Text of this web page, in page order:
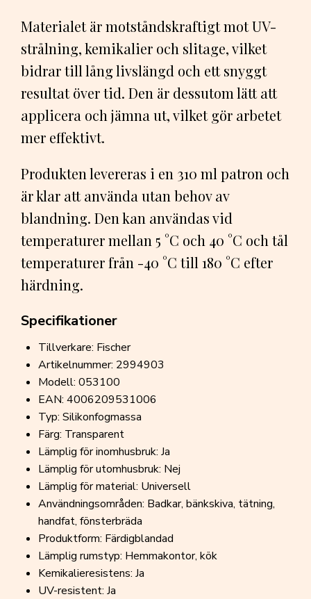
Materialet är motståndskraftigt mot UV-
strålning, kemikalier och slitage, vilket
bidrar till lång livslängd och ett snyggt
resultat över tid. Den är dessutom lätt att
applicera och jämna ut, vilket gör arbetet
mer effektivt.
Produkten levereras i en 310 ml patron och
är klar att använda utan behov av
blandning. Den kan användas vid
temperaturer mellan 5 °C och 40 °C och tål
temperaturer från -40 °C till 180 °C efter
härdning.
Specifikationer
Tillverkare: Fischer
Artikelnummer: 2994903
Modell: 053100
EAN: 4006209531006
Typ: Silikonfogmassa
Färg: Transparent
Lämplig för inomhusbruk: Ja
Lämplig för utomhusbruk: Nej
Lämplig för material: Universell
Användningsområden: Badkar, bänkskiva, tätning,
handfat, fönsterbräda
Produktform: Färdigblandad
Lämplig rumstyp: Hemmakontor, kök
Kemikalieresistens: Ja
UV-resistent: Ja